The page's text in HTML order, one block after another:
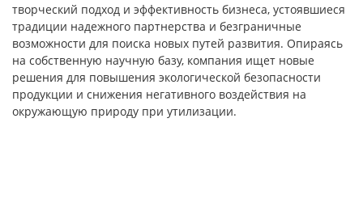
творческий подход и эффективность бизнеса, устоявшиеся
традиции надежного партнерства и безграничные
возможности для поиска новых путей развития. Опираясь
на собственную научную базу, компания ищет новые
решения для повышения экологической безопасности
продукции и снижения негативного воздействия на
окружающую природу при утилизации.